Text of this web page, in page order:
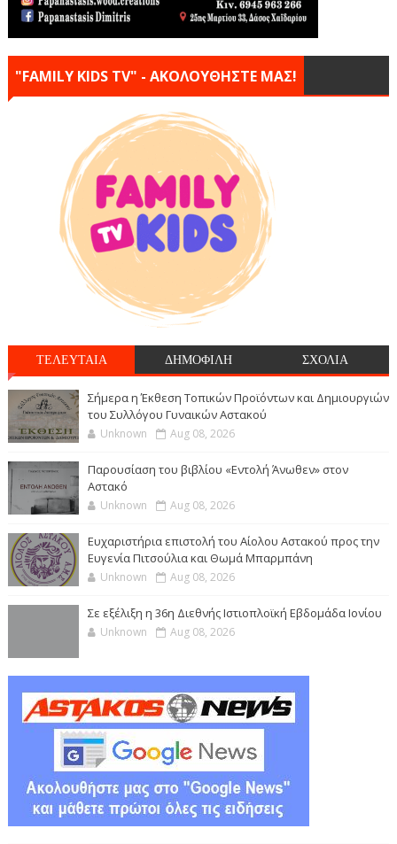
"FAMILY KIDS TV" - ΑΚΟΛΟΥΘΗΣΤΕ ΜΑΣ!
ΤΕΛΕΥΤΑΙΑ ΔΗΜΟΦΙΛΗ ΣΧΟΛΙΑ
Σήμερα η Έκθεση Τοπικών Προϊόντων και Δημιουργιών
του Συλλόγου Γυναικών Αστακού
Unknown Aug 08, 2026
Παρουσίαση του βιβλίου «Εντολή Άνωθεν» στον
Αστακό
Unknown Aug 08, 2026
Ευχαριστήρια επιστολή του Αίολου Αστακού προς την
Ευγενία Πιτσούλια και Θωμά Μπαρμπάνη
Unknown Aug 08, 2026
Σε εξέλιξη η 36η Διεθνής Ιστιοπλοϊκή Εβδομάδα Ιονίου
Unknown Aug 08, 2026